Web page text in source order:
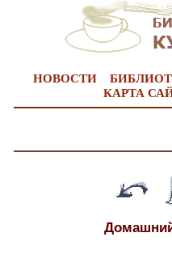
НОВОСТИ
КАРТА